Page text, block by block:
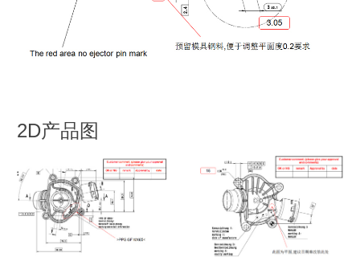
2D产品图